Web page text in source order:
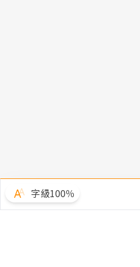
字級100％